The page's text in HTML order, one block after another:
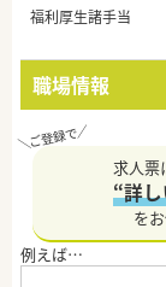
福利厚生諸手当
職場情報
求人票
“詳
を